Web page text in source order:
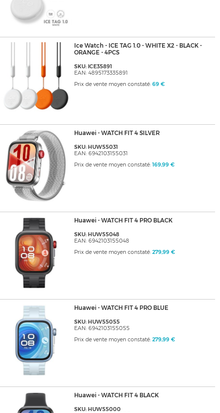
Ice Watch - ICE TAG 1.0 - WHITE X2 - BLACK -
ORANGE - 4PCS
SKU: ICE35891
EAN: 4895173335891
Prix de vente moyen constaté: 69 €
Huawei - WATCH FIT 4 SILVER
SKU: HUW55031
EAN: 6942103155031
Prix de vente moyen constaté: 169,99 €
Huawei - WATCH FIT 4 PRO BLACK
SKU: HUW55048
EAN: 6942103155048
Prix de vente moyen constaté: 279,99 €
Huawei - WATCH FIT 4 PRO BLUE
SKU: HUW55055
EAN: 6942103155055
Prix de vente moyen constaté: 279,99 €
Huawei - WATCH FIT 4 BLACK
SKU: HUW55000